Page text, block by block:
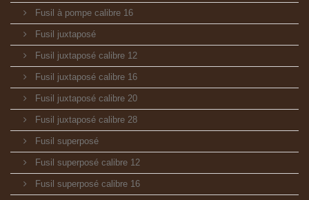
Fusil à pompe calibre 16
Fusil juxtaposé
Fusil juxtaposé calibre 12
Fusil juxtaposé calibre 16
Fusil juxtaposé calibre 20
Fusil juxtaposé calibre 28
Fusil superposé
Fusil superposé calibre 12
Fusil superposé calibre 16